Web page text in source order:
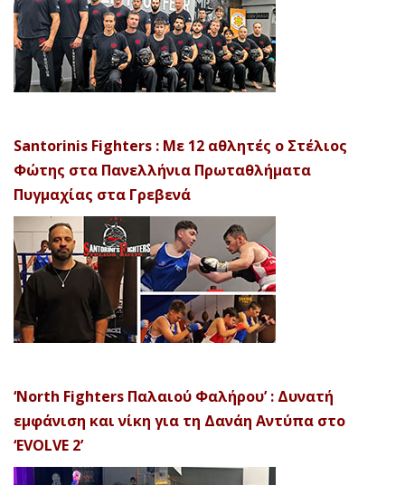
Santorinis Fighters : Με 12 αθλητές ο Στέλιος
Φώτης στα Πανελλήνια Πρωταθλήματα
Πυγμαχίας στα Γρεβενά
‘North Fighters Παλαιού Φαλήρου’ : Δυνατή
εμφάνιση και νίκη για τη Δανάη Αντύπα στο
‘EVOLVE 2’